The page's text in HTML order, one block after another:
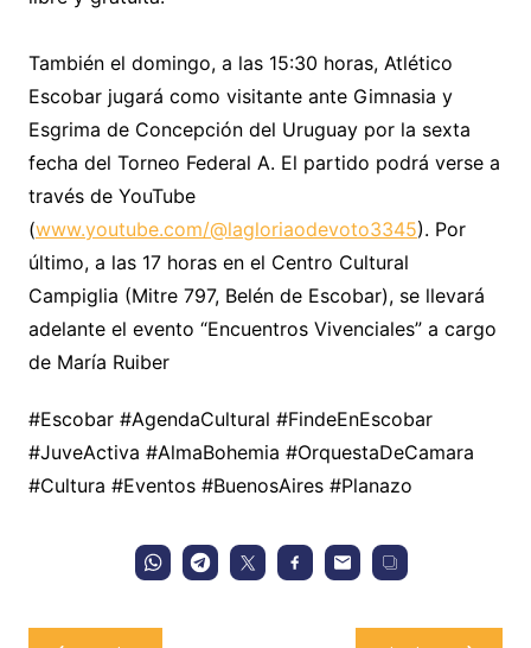
También el domingo, a las 15:30 horas, Atlético
Escobar jugará como visitante ante Gimnasia y
Esgrima de Concepción del Uruguay por la sexta
fecha del Torneo Federal A. El partido podrá verse a
través de YouTube
(www.youtube.com/@lagloriaodevoto3345). Por
último, a las 17 horas en el Centro Cultural
Campiglia (Mitre 797, Belén de Escobar), se llevará
adelante el evento “Encuentros Vivenciales” a cargo
de María Ruiber
#Escobar #AgendaCultural #FindeEnEscobar
#JuveActiva #AlmaBohemia #OrquestaDeCamara
#Cultura #Eventos #BuenosAires #Planazo